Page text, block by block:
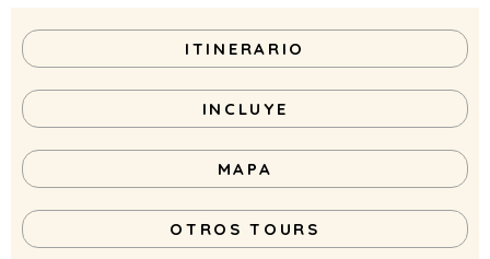
ITINERARIO
INCLUYE
MAPA
OTROS TOURS